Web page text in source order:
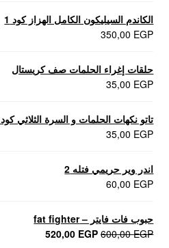
الكاندم السيليكون الكامل الهزاز كود 1
350,00 EGP
حلقات إغراء الحلمات صف كريستال
35,00 EGP
تاتو نكهات الحلمات و السرة الثلاثي كود 1
35,00 EGP
اندر وير حريمي فتله 2
60,00 EGP
حبوب فات فايتر – fat fighter
600,00EGP
السعر520,00 EGP
السعر